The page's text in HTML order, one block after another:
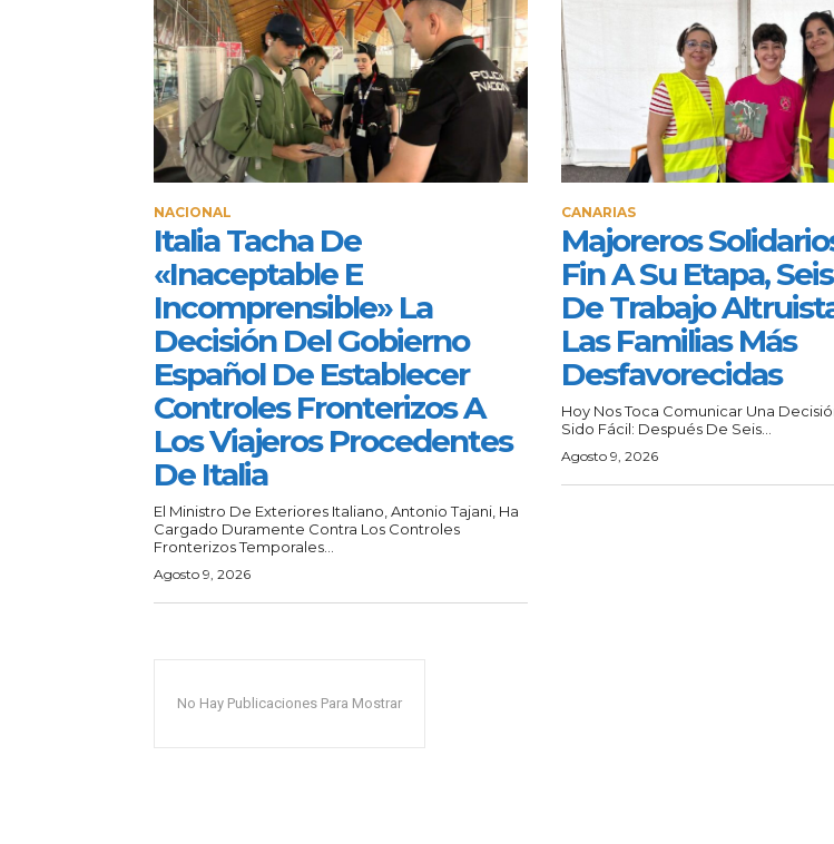
NACIONAL
Italia Tacha De
«inaceptable E
Incomprensible» La
Decisión Del Gobierno
Español De Establecer
Controles Fronterizos A
Los Viajeros Procedentes
De Italia
El Ministro De Exteriores Italiano, Antonio Tajani, Ha
Cargado Duramente Contra Los Controles
Fronterizos Temporales...
Agosto 9, 2026
CANARIAS
Majoreros
Fin A Su Etapa,
De Trabajo
Las Familias Más
Desfavorecidas
Hoy Nos Toca Comunicar Una
Sido Fácil: Después De Seis...
Agosto 9, 2026
No Hay Publicaciones Para Mostrar